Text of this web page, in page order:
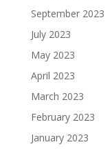
September 2023
July 2023
May 2023
April 2023
March 2023
February 2023
January 2023